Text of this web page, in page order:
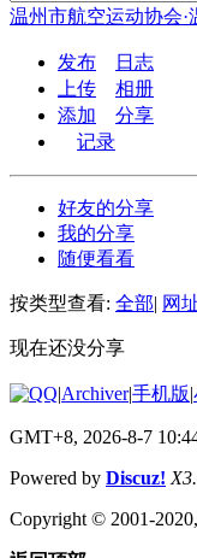
温州市航空运动协会
发布
日志
上传
相册
添加
分享
记录
好友的分享
我的分享
随便看看
按类型查看: 全部| 网
现在还没分享
|Archiver|手机版|
GMT+8, 2026-8-7
Powered by Discuz!
Copyright © 2001-